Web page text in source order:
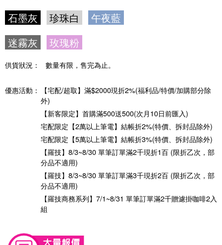
石墨灰 珍珠白
午夜藍
迷霧灰
玫瑰粉
供貨狀況： 數量有限，售完為止。
優惠活動：
【宅配/超取】滿$2000現折2%(福利品/特價/加購部分除
外)
【新客限定】首購滿500送500(次月10日前匯入)
宅配限定【2萬以上筆電】結帳折2%(特價、拆封品除外)
宅配限定【5萬以上筆電】結帳折3%(特價、拆封品除外)
【羅技】8/3~8/30 單筆訂單滿2千現折1百 (限折乙次，部
分品不適用)
【羅技】8/3~8/30 單筆訂單滿3千現折2百 (限折乙次，部
分品不適用)
【羅技商務系列】7/1~8/31 單筆訂單滿2千贈濾掛咖啡2入
組